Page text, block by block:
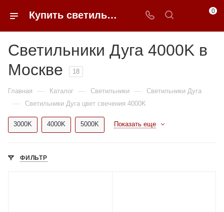
Купить светильники дуга 4000K недорого в Москве | 0FFER 0
Светильники Дуга 4000K в
Москве
18
Главная — Каталог — Светильники — Светильники Дуга
— Светильники Дуга цвет свечения 4000K
3000K 4000K 5000K Показать еще
ФИЛЬТР